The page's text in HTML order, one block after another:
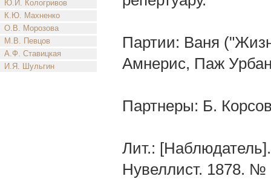
Ю.И. Кологривов
К.Ю. Махненко
О.В. Морозова
М.В. Певцов
А.Ф. Ставицкая
И.Я. Шульгин
Партии: Ваня
Амнерис, Паж
Партнеры: Б.
Лит.:
Нувеллист. 1878.